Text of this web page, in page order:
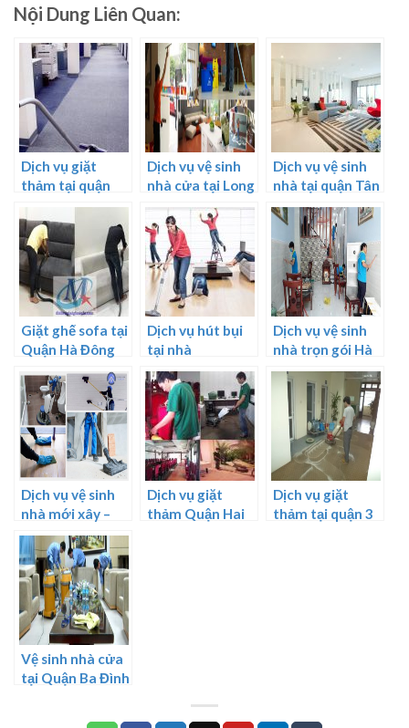
Nội Dung Liên Quan:
Dịch vụ giặt
thảm tại quận
Hà Đông
Dịch vụ vệ sinh
nhà cửa tại Long
Dịch vụ vệ sinh
nhà tại quận Tân
Bình
Giặt ghế sofa tại
Quận Hà Đông
Dịch vụ hút bụi
tại nhà
Dịch vụ vệ sinh
nhà trọn gói Hà
Nội
Dịch vụ vệ sinh
nhà mới xây –
báo giá chi tiết
năm 2024
Dịch vụ giặt
thảm Quận Hai
Dịch vụ giặt
thảm tại quận 3
Vệ sinh nhà cửa
tại Quận Ba Đình